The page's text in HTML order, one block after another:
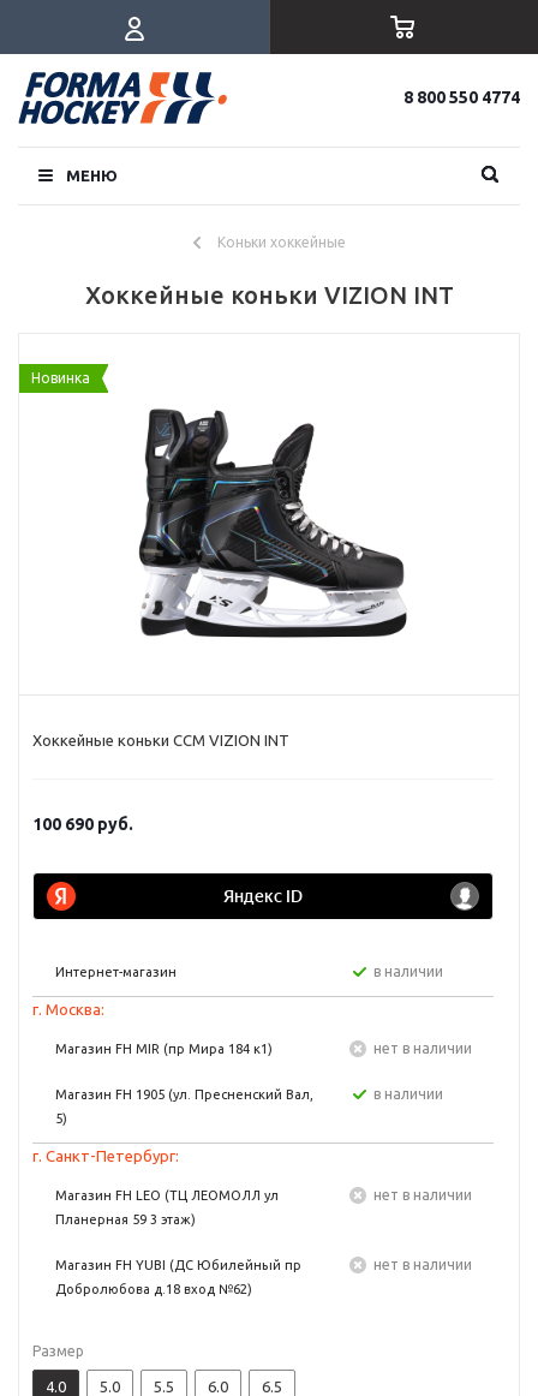
8 800 550 4774
МЕНЮ
Коньки хоккейные
Хоккейные коньки VIZION INT
Новинка
Хоккейные коньки CCM VIZION INT
100 690 руб.
Интернет-магазин в наличии
г. Москва:
Магазин FH MIR (пр Мира 184 к1) Нет в наличии
Магазин FH 1905 (ул. Пресненский Вал,
5)
в наличии
г. Санкт-Петербург:
Магазин FH LEO (ТЦ ЛЕОМОЛЛ ул
Планерная 59 3 этаж)
Нет в наличии
Магазин FH YUBI (ДС Юбилейный пр
Добролюбова д.18 вход №62)
Нет в наличии
Размер
4.0 5.0 5.5 6.0 6.5